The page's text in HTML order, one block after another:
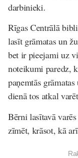
darbinieki.
Rīgas Centrālā
lasīt grāmatas un
bet ir pieejami uz
noteikumi paredz,
paņemtās
dienā tos atkal
Bērni lasītavā
zīmēt, krāsot, kā